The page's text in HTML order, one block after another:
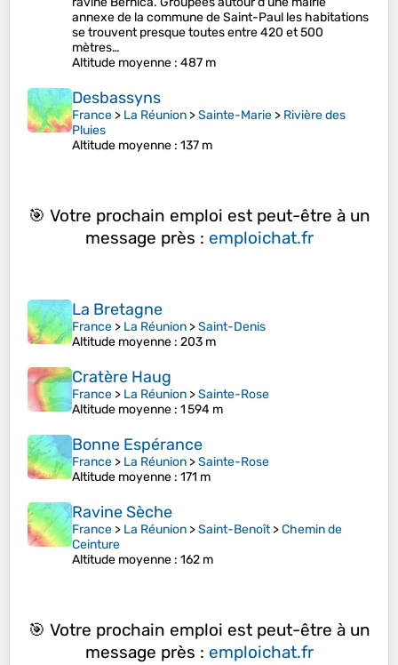
annexe de la commune de Saint-Paul les habitations
se trouvent presque toutes entre 420 et 500
mètres…
Altitude moyenne : 487 m
Desbassyns
France > La Réunion >Sainte-Marie > Rivière des
Pluies
Altitude moyenne : 137 m
🎯 Votre prochain emploi est peut-être à un
message près : emploichat.fr
La Bretagne
France > La Réunion >Saint-Denis
Altitude moyenne : 203 m
Cratère Haug
France > La Réunion >Sainte-Rose
Altitude moyenne : 1 594 m
Bonne Espérance
France > La Réunion >Sainte-Rose
Altitude moyenne : 171 m
Ravine Sèche
France > La Réunion >Saint-Benoît>Chemin de
Ceinture
Altitude moyenne : 162 m
🎯 Votre prochain emploi est peut-être à un
message près : emploichat.fr